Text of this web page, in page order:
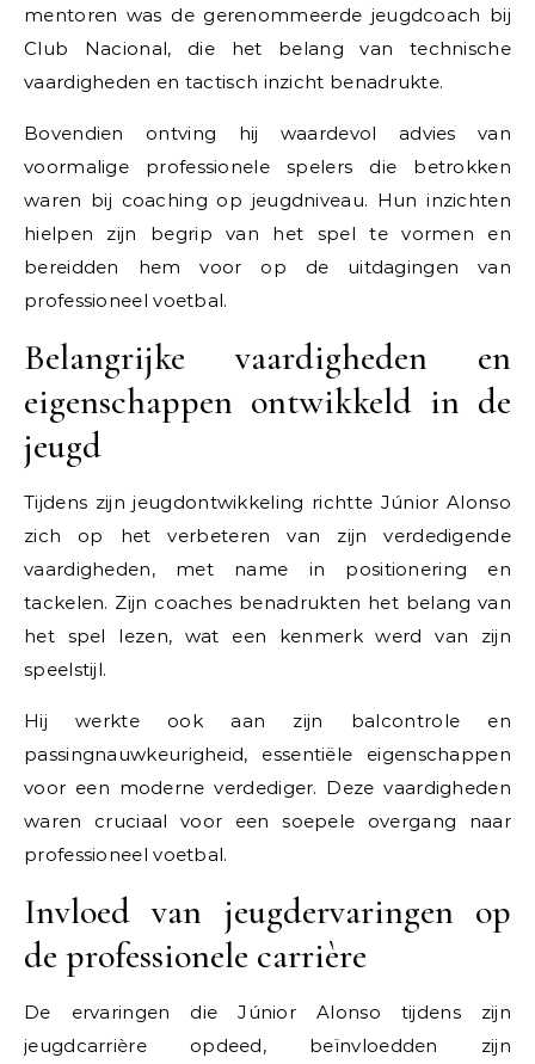
mentoren was de gerenommeerde jeugdcoach bij
Club Nacional, die het belang van technische
vaardigheden en tactisch inzicht benadrukte.
Bovendien ontving hij waardevol advies van
voormalige professionele spelers die betrokken
waren bij coaching op jeugdniveau. Hun inzichten
hielpen zijn begrip van het spel te vormen en
bereidden hem voor op de uitdagingen van
professioneel voetbal.
Belangrijke vaardigheden en
eigenschappen ontwikkeld in de
jeugd
Tijdens zijn jeugdontwikkeling richtte Júnior Alonso
zich op het verbeteren van zijn verdedigende
vaardigheden, met name in positionering en
tackelen. Zijn coaches benadrukten het belang van
het spel lezen, wat een kenmerk werd van zijn
speelstijl.
Hij werkte ook aan zijn balcontrole en
passingnauwkeurigheid, essentiële eigenschappen
voor een moderne verdediger. Deze vaardigheden
waren cruciaal voor een soepele overgang naar
professioneel voetbal.
Invloed van jeugdervaringen op
de professionele carrière
De ervaringen die Júnior Alonso tijdens zijn
jeugdcarrière opdeed, beïnvloedden zijn